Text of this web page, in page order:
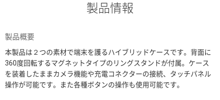
製品情報
製品概要
本製品は２つの素材で端末を護るハイブリッドケースです。背面に
360度回転するマグネットタイプのリングスタンドが付属。ケース
を装着したままカメラ機能や充電コネクターの接続、タッチパネル
操作が可能です。また各種ボタンの操作も使用可能です。